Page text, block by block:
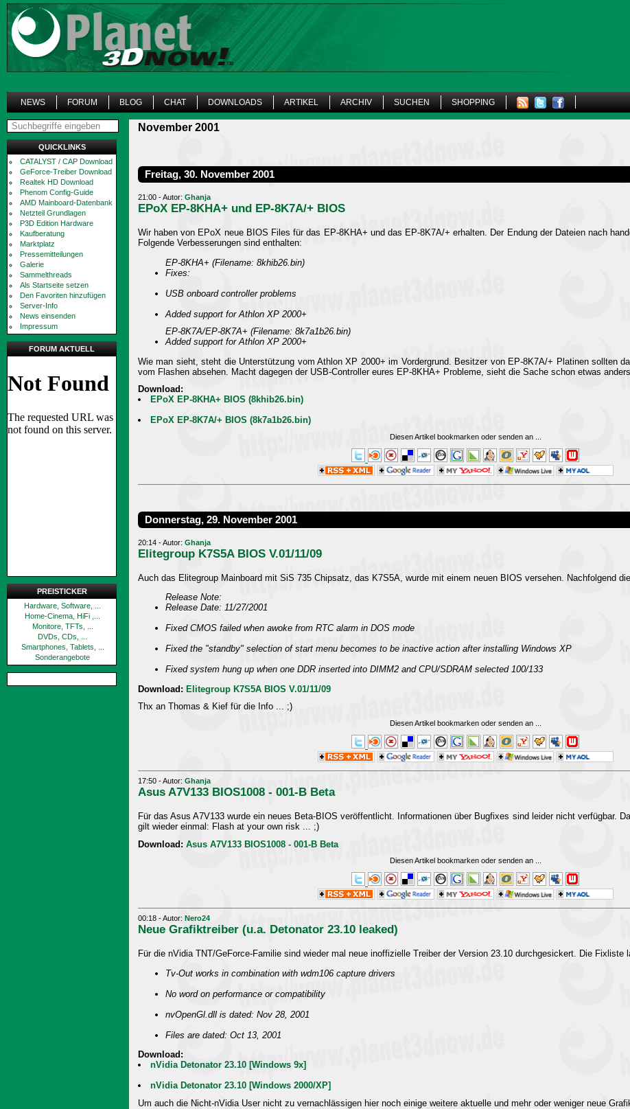
NEWS FORUM BLOG CHAT DOWNLOADS ARTIKEL ARCHIV SUCHEN SHOPPING
QUICKLINKS
CATALYST / CAP Download
GeForce-Treiber Download
Realtek HD Download
Phenom Config-Guide
AMD Mainboard-Datenbank
Netzteil Grundlagen
P3D Edition Hardware
Kaufberatung
Marktplatz
Pressemitteilungen
Galerie
Sammelthreads
Als Startseite setzen
Den Favoriten hinzufügen
Server-Info
News einsenden
Impressum
FORUM AKTUELL
PREISTICKER
Hardware, Software, ...
Home-Cinema, HiFi ,...
Monitore, TFTs, ...
DVDs, CDs, ...
Smartphones, Tablets, ...
Sonderangebote
November 2001
Freitag, 30. November 2001
21:00 - Autor: Ghanja
EPoX EP-8KHA+ und EP-8K7A/+ BIOS
Wir haben von EPoX neue BIOS Files für das EP-8KHA+ und das EP-8K7A/+ erhalten. Der Endung der Dateien nach
Folgende Verbesserungen sind enthalten:
EP-8KHA+ (Filename: 8khib26.bin)
Fixes:
USB onboard controller problems
Added support for Athlon XP 2000+
EP-8K7A/EP-8K7A+ (Filename: 8k7a1b26.bin)
Added support for Athlon XP 2000+
Wie man sieht, steht die Unterstützung vom Athlon XP 2000+ im Vordergrund. Besitzer von EP-8K7A/+ Platinen sollten
vom Flashen absehen. Macht dagegen der USB-Controller eures EP-8KHA+ Probleme, sieht die Sache schon etwas
Download:
EPoX EP-8KHA+ BIOS (8khib26.bin)
EPoX EP-8K7A/+ BIOS (8k7a1b26.bin)
Diesen Artikel bookmarken oder senden an
Donnerstag, 29. November 2001
20:14 - Autor: Ghanja
Elitegroup K7S5A BIOS V.01/11/09
Auch das Elitegroup Mainboard mit SiS 735 Chipsatz, das K7S5A, wurde mit einem neuen BIOS versehen. Nachfolgend
Release Note:
Release Date: 11/27/2001
Fixed CMOS failed when awoke from RTC alarm in DOS mode
Fixed the "standby" selection of start menu becomes to be inactive action after installing Windows XP
Fixed system hung up when one DDR inserted into DIMM2 and CPU/SDRAM selected 100/133
Download: Elitegroup K7S5A BIOS V.01/11/09
Thx an Thomas & Kief für die Info ... ;)
Diesen Artikel bookmarken oder senden an
17:50 - Autor: Ghanja
Asus A7V133 BIOS1008 - 001-B Beta
Für das Asus A7V133 wurde ein neues Beta-BIOS veröffentlicht. Informationen über Bugfixes sind leider nicht verfügbar.
gilt wieder einmal: Flash at your own risk ... ;)
Download: Asus A7V133 BIOS1008 - 001-B Beta
Diesen Artikel bookmarken oder senden an
00:18 - Autor: Nero24
Neue Grafiktreiber (u.a. Detonator 23.10 leaked)
Für die nVidia TNT/GeForce-Familie sind wieder mal neue inoffizielle Treiber der Version 23.10 durchgesickert. Die Fixliste
Tv-Out works in combination with wdm106 capture drivers
No word on performance or compatibility
nvOpenGl.dll is dated: Nov 28, 2001
Files are dated: Oct 13, 2001
Download:
nVidia Detonator 23.10 [Windows 9x]
nVidia Detonator 23.10 [Windows 2000/XP]
Um auch die Nicht-nVidia User nicht zu vernachlässigen hier noch einige weitere aktuelle und mehr oder weniger neue